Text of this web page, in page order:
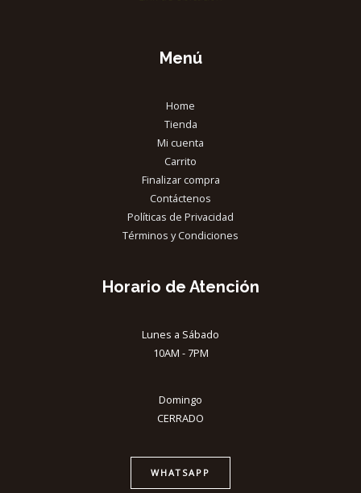
Menú
Home
Tienda
Mi cuenta
Carrito
Finalizar compra
Contáctenos
Políticas de Privacidad
Términos y Condiciones
Horario de Atención
Lunes a Sábado
10AM - 7PM
Domingo
CERRADO
WHATSAPP